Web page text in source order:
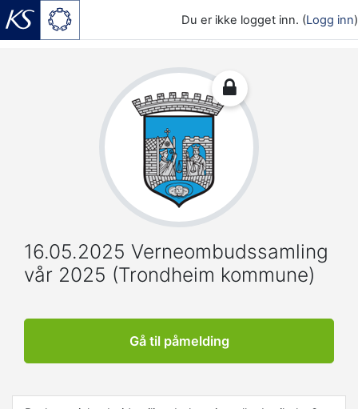
Du er ikke logget inn. (Logg inn)
16.05.2025 Verneombudssamling
vår 2025 (Trondheim kommune)
Gå til påmelding